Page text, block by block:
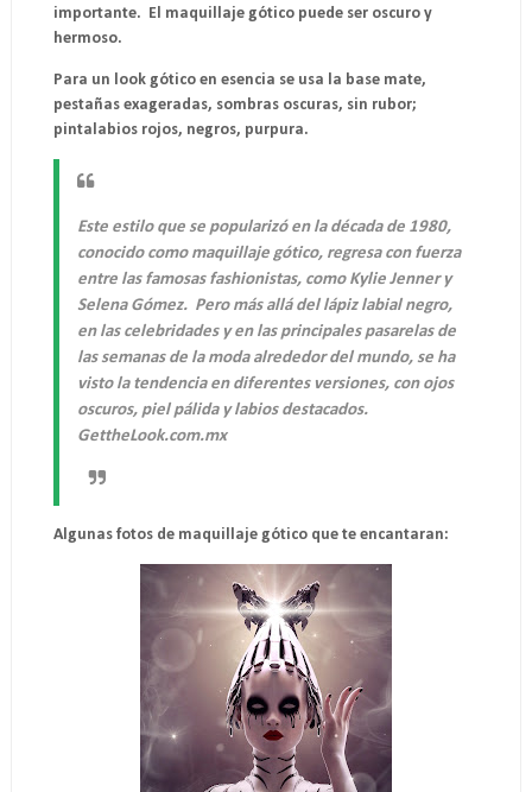
importante. El maquillaje gótico puede ser oscuro y
hermoso.
Para un look gótico en esencia se usa la base mate,
pestañas exageradas, sombras oscuras, sin rubor;
pintalabios rojos, negros, purpura.
Este estilo que se popularizó en la década de 1980,
conocido como maquillaje gótico, regresa con fuerza
entre las famosas fashionistas, como Kylie Jenner y
Selena Gómez. Pero más allá del lápiz labial negro,
en las celebridades y en las principales pasarelas de
las semanas de la moda alrededor del mundo, se ha
visto la tendencia en diferentes versiones, con ojos
oscuros, piel pálida y labios destacados.
GettheLook.com.mx
Algunas fotos de maquillaje gótico que te encantaran: